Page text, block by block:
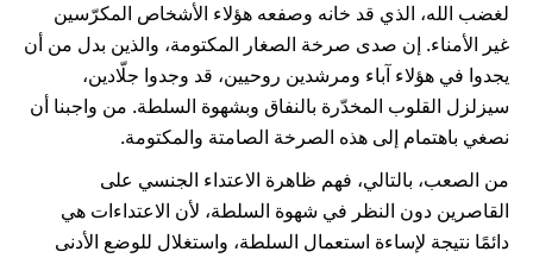
لغضب الله، الذي قد خانه وصفعه هؤلاء الأشخاص المكرّسين
غير الأمناء. إن صدى صرخة الصغار المكتومة، والذين بدل من أن
يجدوا في هؤلاء آباء ومرشدين روحيين، قد وجدوا جلّادين،
سيزلزل القلوب المخدّرة بالنفاق وبشهوة السلطة. من واجبنا أن
نصغي باهتمام إلى هذه الصرخة الصامتة والمكتومة.
من الصعب، بالتالي، فهم ظاهرة الاعتداء الجنسي على
القاصرين دون النظر في شهوة السلطة، لأن الاعتداءات هي
دائمًا نتيجة لإساءة استعمال السلطة، واستغلال للوضع الأدنى